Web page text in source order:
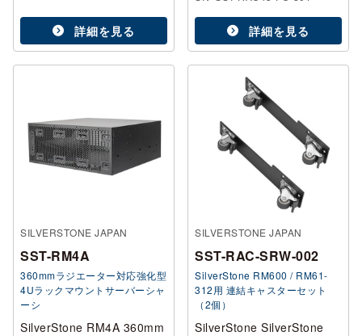
詳細を見る 詳細を見る
SILVERSTONE JAPAN
SST-RM4A
360mmラジエーター対応強化型
4Uラックマウントサーバーシャ
ーシ
SilverStone RM4A 360mm
SILVERSTONE JAPAN
SST-RAC-SRW-002
SilverStone RM600 / RM61-
312用 連結キャスターセット
（2個）
SilverStone SilverStone